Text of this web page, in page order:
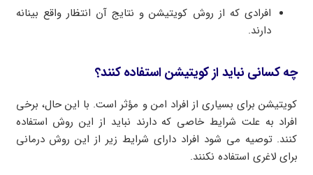
افرادی که از روش کویتیشن و نتایج آن انتظار واقع بینانه
دارند.
چه کسانی نباید از کویتیشن استفاده کنند؟
کویتیشن برای بسیاری از افراد امن و مؤثر است. با این حال، برخی
افراد به علت شرایط خاصی که دارند نباید از این روش استفاده
کنند. توصیه می شود افراد دارای شرایط زیر از این روش درمانی
برای لاغری استفاده نکنند.